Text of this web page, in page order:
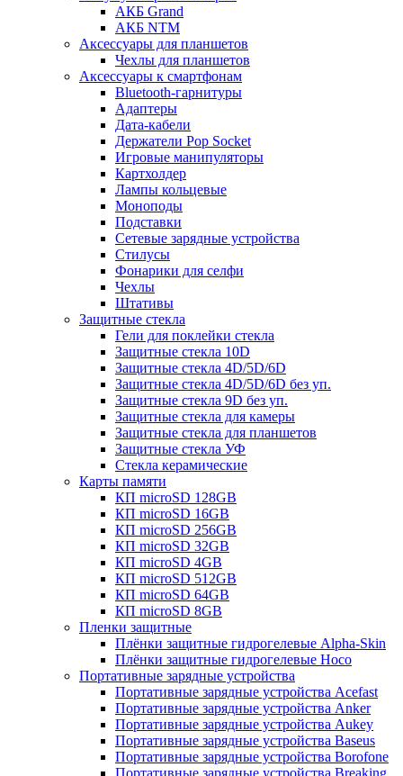
АКБ Grand
АКБ NTM
Аксессуары для планшетов
Чехлы для планшетов
Аксессуары к смартфонам
Bluetooth-гарнитуры
Адаптеры
Дата-кабели
Держатели Pop Socket
Игровые манипуляторы
Картхолдер
Лампы кольцевые
Моноподы
Подставки
Сетевые зарядные устройства
Стилусы
Фонарики для селфи
Чехлы
Штативы
Защитные стекла
Гели для поклейки стекла
Защитные стекла 10D
Защитные стекла 4D/5D/6D
Защитные стекла 4D/5D/6D без уп.
Защитные стекла 9D без уп.
Защитные стекла для камеры
Защитные стекла для планшетов
Защитные стекла УФ
Стекла керамические
Карты памяти
КП microSD 128GB
КП microSD 16GB
КП microSD 256GB
КП microSD 32GB
КП microSD 4GB
КП microSD 512GB
КП microSD 64GB
КП microSD 8GB
Пленки защитные
Плёнки защитные гидрогелевые Alpha-Skin
Плёнки защитные гидрогелевые Hoco
Портативные зарядные устройства
Портативные зарядные устройства Acefast
Портативные зарядные устройства Anker
Портативные зарядные устройства Aukey
Портативные зарядные устройства Baseus
Портативные зарядные устройства Borofone
Портативные зарядные устройства Breaking